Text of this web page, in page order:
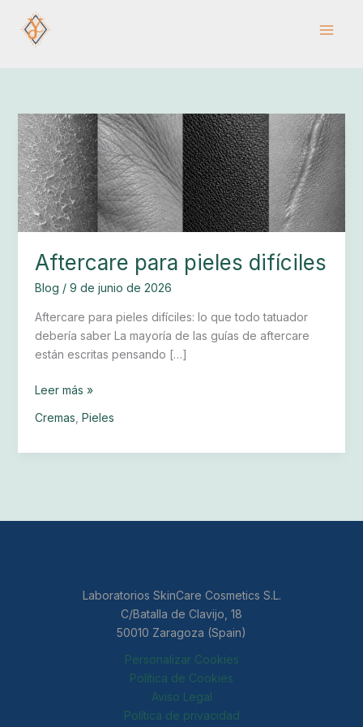
contenido
Aftercare para pieles difíciles
Blog / 9 de junio de 2026
Aftercare para pieles difíciles: lo que todo tatuador
debería saber La mayoría de las guías de aftercare
están escritas pensando […]
Aftercare
para
pieles
difíciles
Leer más »
Cremas Pieles
Laboratorios SkinCare Cosmetics S.L.
C/Batalla de Clavijo, 18
50010 Zaragoza (Spain)
Personalizar Cookies
Política de Cookies
Aviso Legal
Política de privacidad